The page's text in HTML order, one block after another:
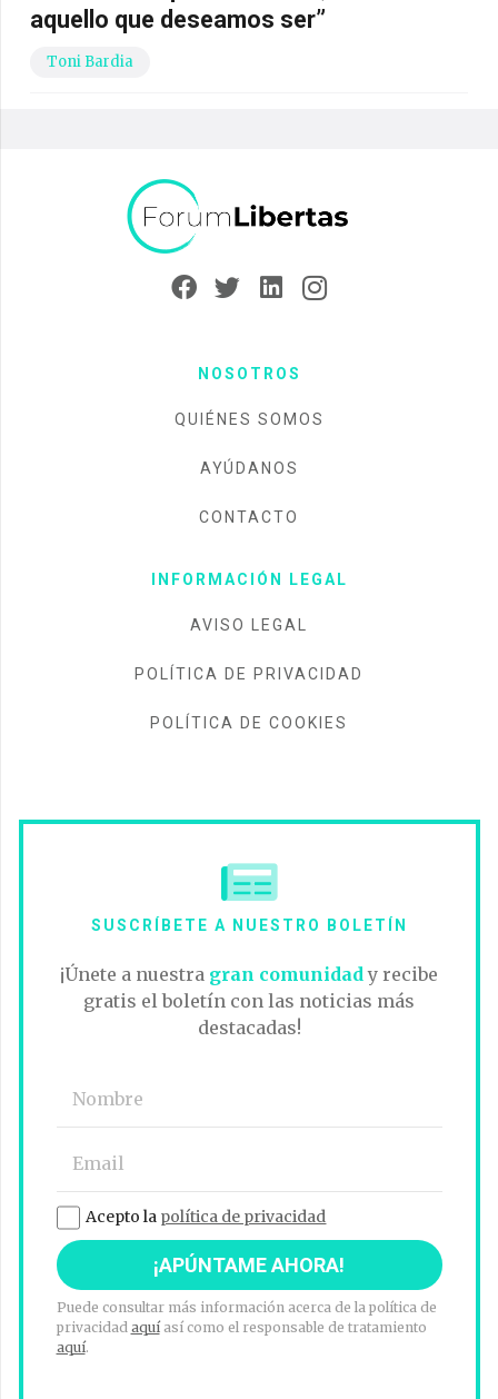
aquello que deseamos ser”
Toni Bardia
NOSOTROS
QUIÉNES SOMOS
AYÚDANOS
CONTACTO
INFORMACIÓN LEGAL
AVISO LEGAL
POLÍTICA DE PRIVACIDAD
POLÍTICA DE COOKIES
SUSCRÍBETE A NUESTRO BOLETÍN
¡Únete a nuestra gran comunidady recibe
gratis el boletín con las noticias más
destacadas!
Acepto la política de privacidad
Puede consultar más información acerca de la política de
privacidad aquíasí como el responsable de tratamiento
aquí.